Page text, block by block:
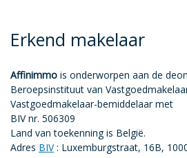
Erkend makelaar
Affinimmo is onderworpen aan de
Beroepsinstituut van
Vastgoedmakelaar-bemiddelaar met
BIV nr. 506309
Land van toekenning is België.
Adres BIV: Luxemburgstraat, 16B,